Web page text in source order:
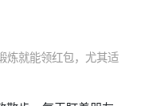
炼就能领红包，尤其适